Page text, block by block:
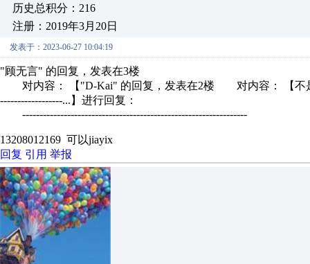
历史总积分：216
注册：2019年3月20日
发表于：2023-06-27 10:04:19
"顾无言" 的回复，发表在3楼
对内容： 【"D-Kai" 的回复，发表在2楼 对内容： 【不
------------------...】进行回复：
-----------------------------------------------------------------
13208012169 可以jiayix
回复 引用 举报